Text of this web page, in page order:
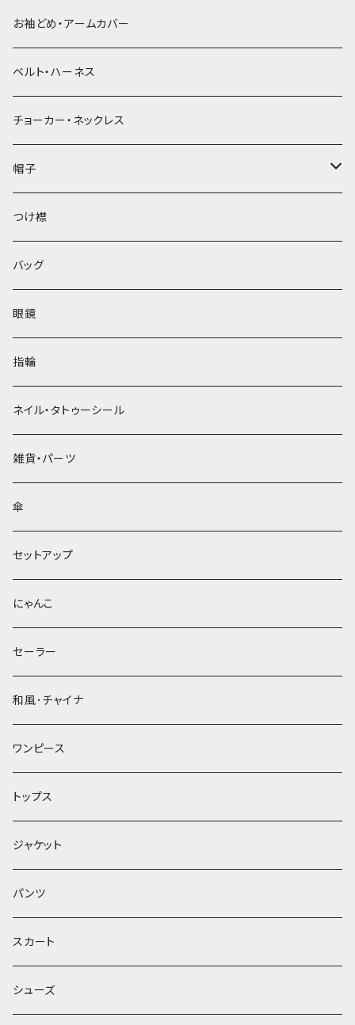
お袖どめ・アームカバー
ベルト・ハーネス
チョーカー・ネックレス
帽子
ベレー帽
つけ襟
バッグ
眼鏡
指輪
ネイル・タトゥーシール
雑貨・パーツ
傘
セットアップ
にゃんこ
セーラー
和風･チャイナ
ワンピース
トップス
ジャケット
パンツ
スカート
シューズ